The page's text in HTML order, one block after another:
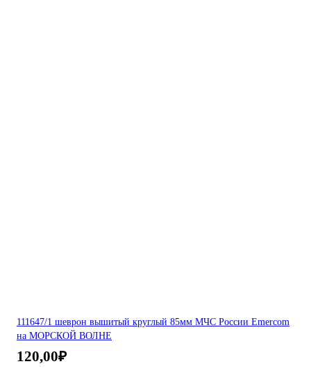
111647/1 шеврон вышитый круглый 85мм МЧС России Emercom
на МОРСКОЙ ВОЛНЕ
120,00₽